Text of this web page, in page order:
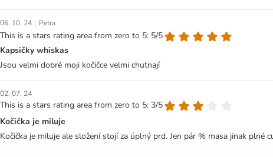
06. 10. 24 | Petra
This is a stars rating area from zero to 5: 5/5
Kapsičky whiskas
Jsou velmi dobré moji kočičce velmi chutnají
02. 07. 24
This is a stars rating area from zero to 5: 3/5
Kočička je miluje
Kočička je miluje ale složení stojí za úplný prd. Jen pár % masa jinak